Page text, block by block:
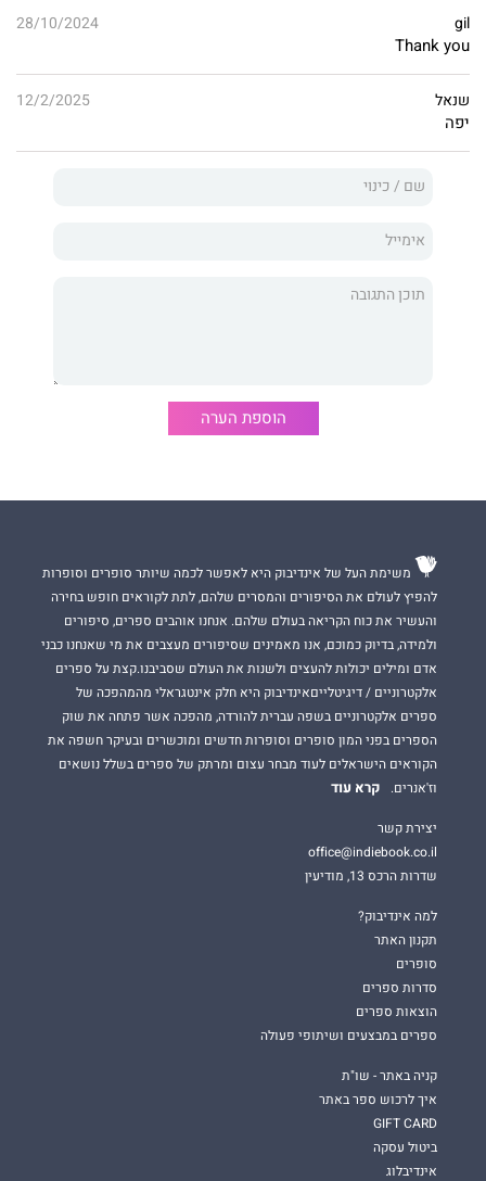
הרע? איך בן–אדם נהיה בעל עין רעה, האם הוא נולד ככה או שזה בא
בעקבות מעשיו?
אם מברך אותך אדם שהוא בעל עין הרע, האם הברכה שלו היא ברכה
או קללה? בגלל מה מגיע עין הרע, על ידי איזה דיבור ושבח?
האם הנאה שאדם ניהנה מבעלי עין הרע מזיקה? ואיך זה קשור לגלות
הסגולה להינצל מעין הרע, זה אדום או תכלת?
למה לא רצוי להסתכל בפני רשע? מה כוחו של כישוף לעומת עין
הרע, מה מזיק יותר?
מדבש"
gil
28/10/2024
Thank you
שנאל 12/2/2025
יפה
הוספת הערה
משימת העל של אינדיבוק היא לאפשר לכמה שיותר סופרים וסופרות
להפיץ לעולם את הסיפורים והמסרים שלהם, לתת לקוראים חופש בחירה
והעשיר את כוח הקריאה בעולם שלהם. אנחנו אוהבים ספרים, סיפורים
ולמידה, בדיוק כמוכם, אנו מאמינים שסיפורים מעצבים את מי שאנחנו כבני
אדם ומילים יכולות להעצים ולשנות את העולם שסביבנו.קצת על ספרים
אלקטרוניים / דיגיטלייםאינדיבוק היא חלק אינטגראלי מהמהפכה של
ספרים אלקטרוניים בשפה עברית להורדה, מהפכה אשר פתחה את שוק
הספרים בפני המון סופרים וסופרות חדשים ומוכשרים ובעיקר חשפה את
הקוראים הישראלים לעוד מבחר עצום ומרתק של ספרים בשלל נושאים
וז'אנרים.
קרא עוד
יצירת קשר
office@indiebook.co.il
שדרות הרכס 13, מודיעין
למה אינדיבוק?
תקנון האתר
סופרים
סדרות ספרים
הוצאות ספרים
ספרים במבצעים ושיתופי פעולה
קניה באתר - שו"ת
איך לרכוש ספר באתר
GIFT CARD
ביטול עסקה
אינדיבלוג